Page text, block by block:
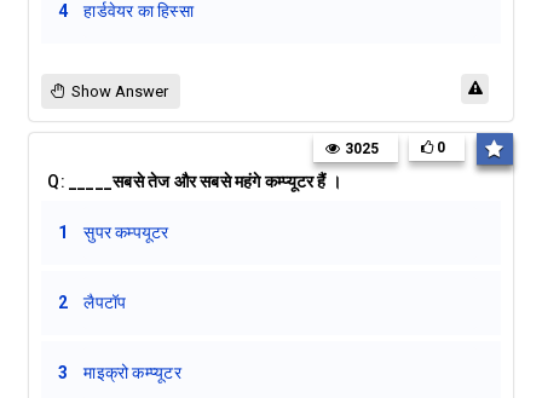
4 हार्डवेयर का हिस्सा
Show Answer
Q: _____सबसे तेज और सबसे महंगे कम्प्यूटर हैं ।
3025 0
1 सुपर कम्पयूटर
2 लैपटॉप
3 माइक्रो कम्प्यूटर